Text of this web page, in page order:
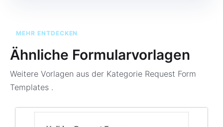
MEHR ENTDECKEN
Ähnliche Formularvorlagen
Weitere Vorlagen aus der Kategorie Request Form
Templates .